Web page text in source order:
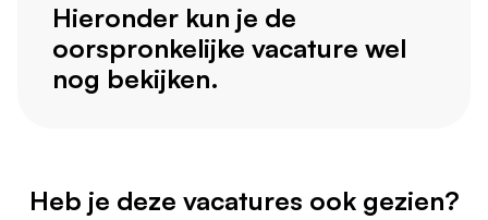
Hieronder kun je de
oorspronkelijke vacature wel
nog bekijken.
Heb je deze vacatures ook gezien?